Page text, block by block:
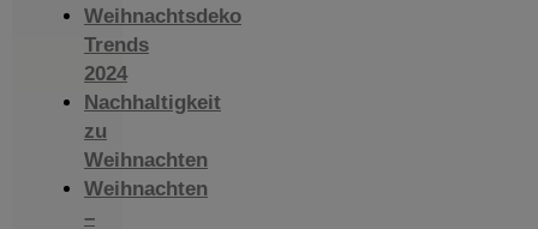
Weihnachtsdeko
Trends
2024
Nachhaltigkeit
zu
Weihnachten
Weihnachten
–